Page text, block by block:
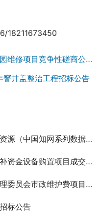
18211673450
修项目竞争性磋商公告￼ ￼
井盖整治工程招标公告
数据库）采购项目单一来源采购公告
备购置项目成交结果公告￼
市政维护费项目中标公告￼
标公告